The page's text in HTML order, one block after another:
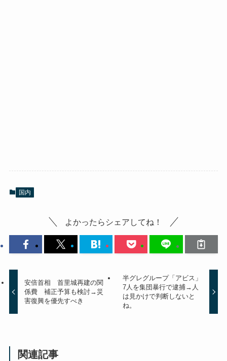
国内
よかったらシェアしてね！
安倍首相 首里城再建の関
係費 補正予算も検討→災
害復興を優先すべき
半グレグループ「アビス」
7人を集団暴行で逮捕→人
は見かけで判断しないと
ね。
関連記事